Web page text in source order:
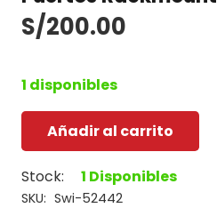
S/200.00
1 disponibles
Switch
Link
Añadir al carrito
Stock: 1 Disponibles
SKU: Swi-52442